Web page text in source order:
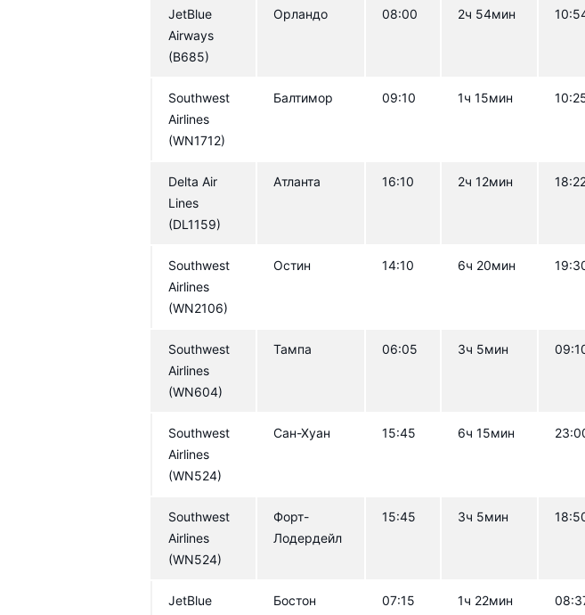
JetBlue
Airways
(B685)
Орландо 08:00 2ч 54мин
Southwest
Airlines
(WN1712)
Балтимор 09:10 1ч 15мин
Delta Air
Lines
(DL1159)
Атланта 16:10 2ч 12мин
Southwest
Airlines
(WN2106)
Остин 14:10 6ч 20мин
Southwest
Airlines
(WN604)
Тампа 06:05 3ч 5мин
Southwest
Airlines
(WN524)
Сан-Хуан 15:45 6ч 15мин
Southwest
Airlines
(WN524)
Форт-
Лодердейл
15:45 3ч 5мин
JetBlue
Бостон 07:15 1ч 22мин